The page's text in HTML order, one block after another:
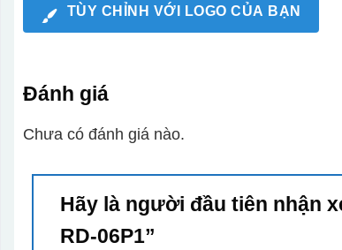
TÙY CHỈNH VỚI LOGO CỦA BẠN
Đánh giá
Chưa có đánh giá nào.
Hãy là người đầu tiên nhận
RD-06P1”